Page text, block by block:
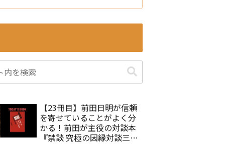
【23冊目】前田日明が信頼
を寄せていることがよく分
かる！前田が主役の対談本
『禁談 究極の因縁対談三本